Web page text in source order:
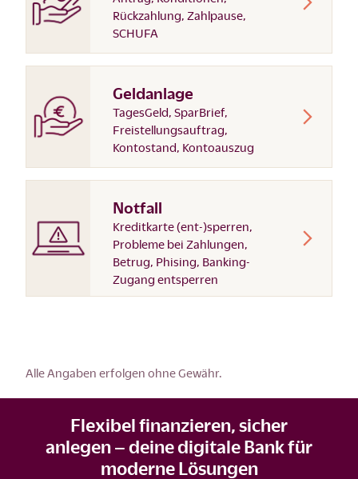
Rückzahlung, Zahlpause,
SCHUFA
Geldanlage
TagesGeld, SparBrief,
Freistellungsauftrag,
Kontostand, Kontoauszug
Notfall
Kreditkarte (ent-)sperren,
Probleme bei Zahlungen,
Betrug, Phising, Banking-
Zugang entsperren
Alle Angaben erfolgen ohne Gewähr.
Flexibel finanzieren, sicher
anlegen – deine digitale Bank für
moderne Lösungen